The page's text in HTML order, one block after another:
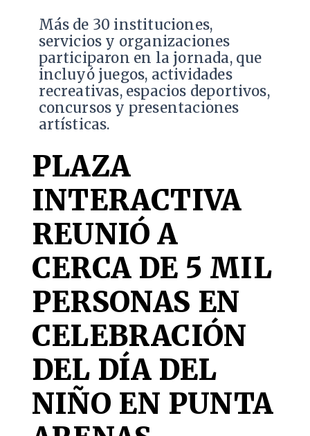
Más de 30 instituciones,
servicios y organizaciones
participaron en la jornada, que
incluyó juegos, actividades
recreativas, espacios deportivos,
concursos y presentaciones
artísticas.
PLAZA
INTERACTIVA
REUNIÓ A
CERCA DE 5 MIL
PERSONAS EN
CELEBRACIÓN
DEL DÍA DEL
NIÑO EN PUNTA